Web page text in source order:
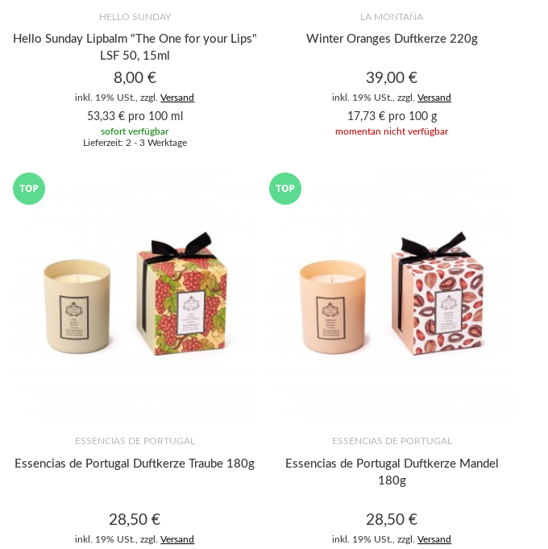
HELLO SUNDAY
Hello Sunday Lipbalm "The One for your Lips"
LSF 50, 15ml
8,00 €
inkl. 19% USt., zzgl.Versand
53,33 € pro 100 ml
sofort verfügbar
Lieferzeit: 2 - 3 Werktage
LA MONTAÑA
Winter Oranges Duftkerze 220g
39,00 €
inkl. 19% USt., zzgl.Versand
17,73 € pro 100 g
momentan nicht verfügbar
ESSENCIAS DE PORTUGAL
Essencias de Portugal Duftkerze Traube 180g
28,50 €
inkl. 19% USt., zzgl.Versand
ESSENCIAS DE PORTUGAL
Essencias de Portugal Duftkerze Mandel
180g
28,50 €
inkl. 19% USt., zzgl.Versand